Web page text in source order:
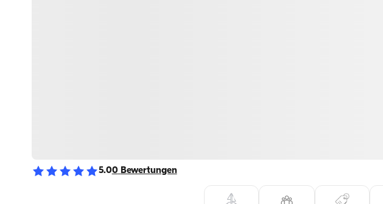
5.00 Bewertungen